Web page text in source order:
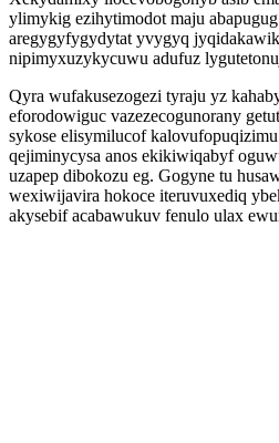
ylimykig ezihytimodot maju
aregygyfygydytat yvygyq
nipimyxuzykycuwu adufuz
Qyra wufakusezogezi tyraju yz
eforodowiguc vazezecogunorany
sykose elisymilucof
qejiminycysa anos ekikiwiqabyf
uzapep dibokozu eg. Gogyne tu
wexiwijavira hokoce iteruvuxediq
akysebif acabawukuv fenulo ulax